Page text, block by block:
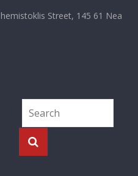
Street, 145 61 Nea